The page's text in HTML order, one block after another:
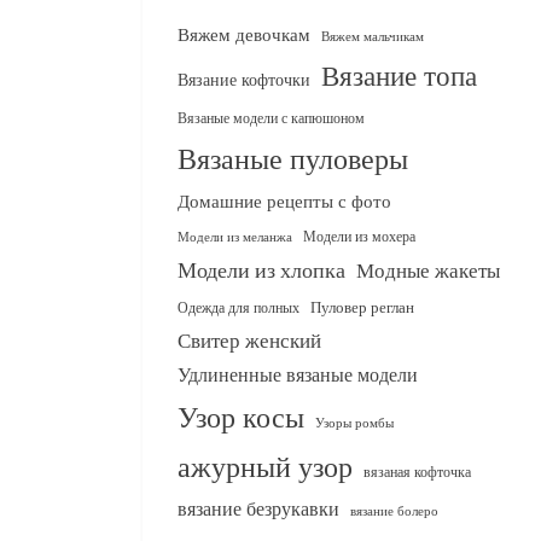
Вяжем девочкам Вяжем мальчикам
Вязание кофточки Вязание топа
Вязаные модели с капюшоном
Вязаные пуловеры
Домашние рецепты с фото
Модели из меланжа Модели из мохера
Модели из хлопка Модные жакеты
Одежда для полных Пуловер реглан
Свитер женский
Удлиненные вязаные модели
Узор косы Узоры ромбы
ажурный узор вязаная кофточка
вязание безрукавки вязание болеро